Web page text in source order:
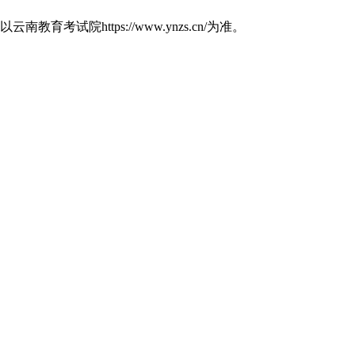
南教育考试院https://www.ynzs.cn/为准。